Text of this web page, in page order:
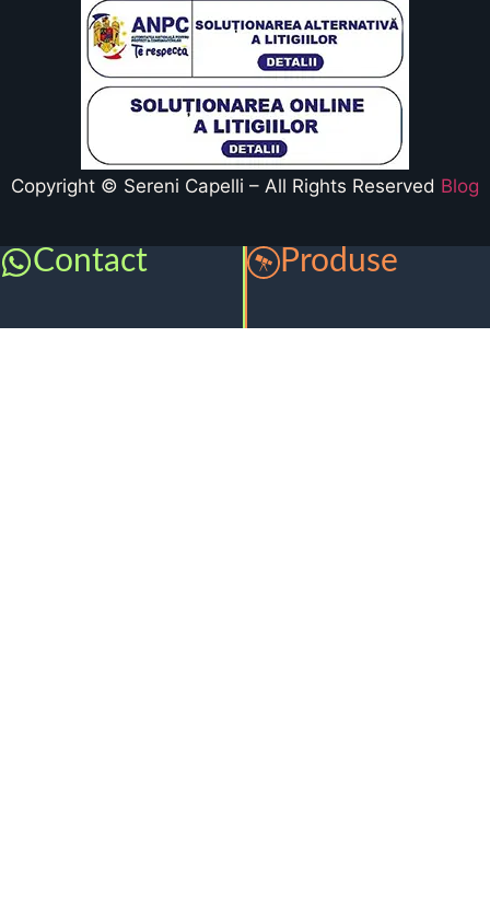
Copyright © Sereni Capelli – All Rights Reserved Blog
Contact Produse